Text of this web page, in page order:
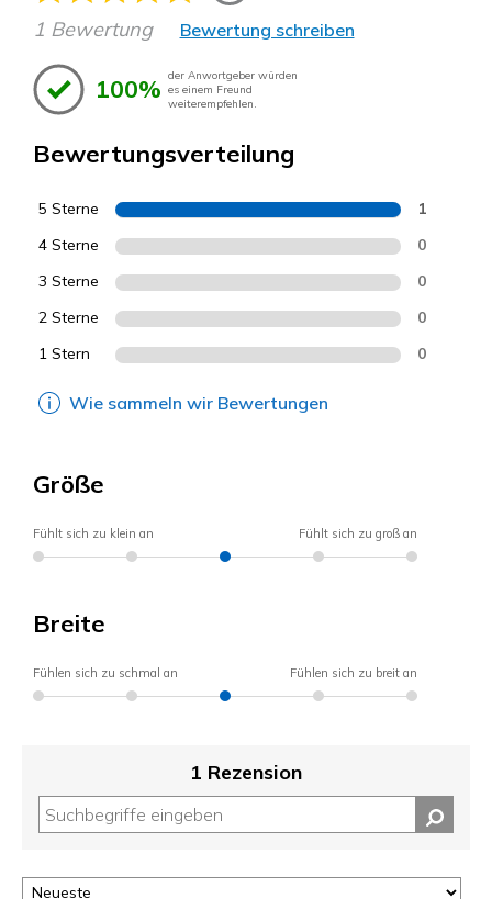
1 Bewertung Bewertung schreiben
100% der Anwortgeber würden
es einem Freund
weiterempfehlen.
Bewertungsverteilung
5 Sterne 1
4 Sterne 0
3 Sterne 0
2 Sterne 0
1 Stern 0
Wie sammeln wir Bewertungen
Größe
Fühlt sich zu klein an Fühlt sich zu groß an
Breite
Fühlen sich zu schmal an Fühlen sich zu breit an
1 Rezension